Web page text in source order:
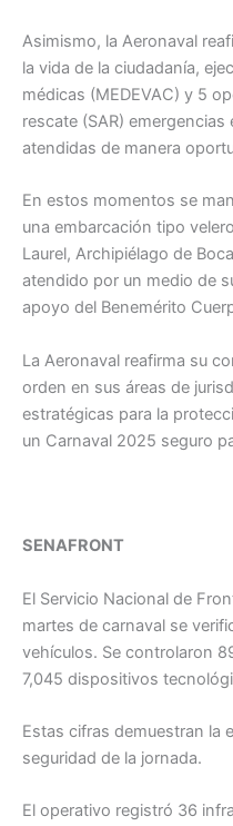
Asimismo, la Aeronaval
la vida de la ciudadanía,
médicas (MEDEVAC) y 5
rescate (SAR)
atendidas de manera
En estos momentos se
una embarcación tipo
Laurel, Archipiélago de
atendido por un medio de
apoyo del Benemérito
La Aeronaval reafirma su
orden en sus áreas de
estratégicas para la
un Carnaval 2025 seguro
SENAFRONT
El Servicio Nacional de
martes de carnaval se
vehículos. Se controlaron
7,045 dispositivos
Estas cifras demuestran la
seguridad de la jornada.
El operativo registró 36